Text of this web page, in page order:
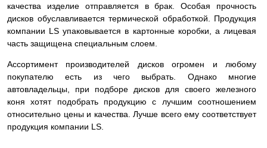
качества изделие отправляется в брак. Особая прочность
дисков обуславливается термической обработкой. Продукция
компании LS упаковывается в картонные коробки, а лицевая
часть защищена специальным слоем.
Ассортимент производителей дисков огромен и любому
покупателю есть из чего выбрать. Однако многие
автовладельцы, при подборе дисков для своего железного
коня хотят подобрать продукцию с лучшим соотношением
относительно цены и качества. Лучше всего ему соответствует
продукция компании LS.